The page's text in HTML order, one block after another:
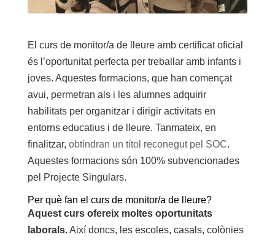
El curs de monitor/a de lleure amb certificat oficial
és l’oportunitat perfecta per treballar amb infants i
joves. Aquestes formacions, que han començat
avui, permetran als i les alumnes adquirir
habilitats per organitzar i dirigir activitats en
entorns educatius i de lleure. Tanmateix, en
finalitzar, obtindran un títol reconegut pel SOC.
Aquestes formacions són 100% subvencionades
pel Projecte Singulars.
Per què fan el curs de monitor/a de lleure?
Aquest curs ofereix moltes oportunitats
laborals.Així doncs, les escoles, casals, colònies